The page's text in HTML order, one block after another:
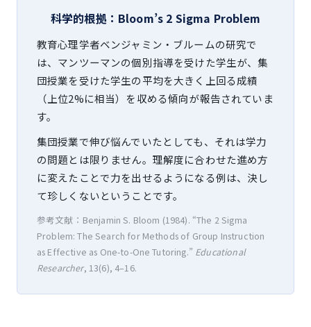
科学的根拠：Bloom’s 2 Sigma Problem
教育心理学者ベンジャミン・ブルームの研究で
は、マンツーマンの個別指導を受けた学生が、集
団授業を受けた学生の平均を大きく上回る成績
（上位2%に相当）を収める傾向が報告されていま
す。
集団授業で伸び悩んでいたとしても、それは学力
の問題とは限りません。理解度に合わせた進め方
に変えたことで力を出せるようになる例は、決し
て珍しくないということです。
参考文献：Benjamin S. Bloom (1984). “The 2 Sigma
Problem: The Search for Methods of Group Instruction
as Effective as One-to-One Tutoring.” Educational
Researcher, 13(6), 4–16.